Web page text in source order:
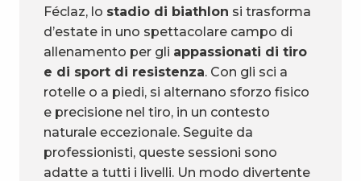
Féclaz, lo stadio di biathlon si trasforma
d’estate in uno spettacolare campo di
allenamento per gli appassionati di tiro
e di sport di resistenza. Con gli sci a
rotelle o a piedi, si alternano sforzo fisico
e precisione nel tiro, in un contesto
naturale eccezionale. Seguite da
professionisti, queste sessioni sono
adatte a tutti i livelli. Un modo divertente